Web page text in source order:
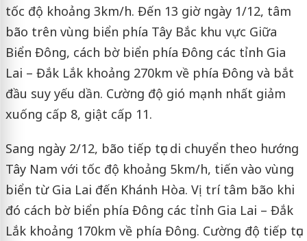
tốc độ khoảng 3km/h. Đến 13 giờ ngày 1/12, tâm
bão trên vùng biển phía Tây Bắc khu vực Giữa
Biển Đông, cách bờ biển phía Đông các tỉnh Gia
Lai – Đắk Lắk khoảng 270km về phía Đông và bắt
đầu suy yếu dần. Cường độ gió mạnh nhất giảm
xuống cấp 8, giật cấp 11.
Sang ngày 2/12, bão tiếp tục di chuyển theo hướng
Tây Nam với tốc độ khoảng 5km/h, tiến vào vùng
biển từ Gia Lai đến Khánh Hòa. Vị trí tâm bão khi
đó cách bờ biển phía Đông các tỉnh Gia Lai – Đắk
Lắk khoảng 170km về phía Đông. Cường độ tiếp tục